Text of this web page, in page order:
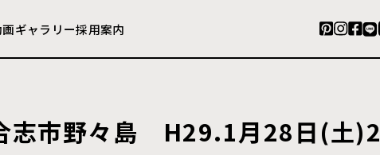
ギャラリー採用案内
志市野々島 H29.1月28日(土)2